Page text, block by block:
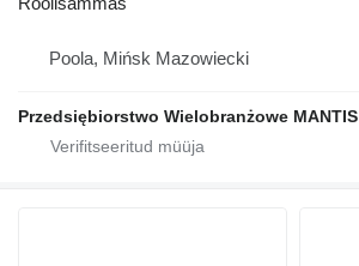
Poola, Mińsk Mazowiecki
Przedsiębiorstwo Wielobranżowe MANTIS